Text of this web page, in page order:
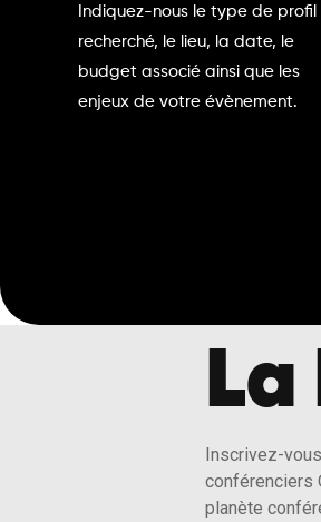
Indiquez-nous le type de profil
recherché, le lieu, la date, le
budget associé ainsi que les
enjeux de votre évènement.
La
Inscrivez-
conférenciers
planète